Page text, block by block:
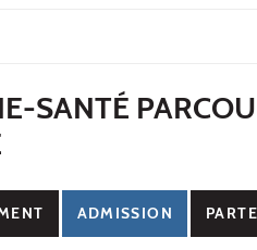
SANTÉ
ADMISSION